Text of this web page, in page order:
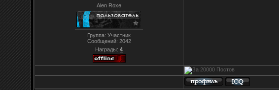
Alen Roxe
Группа: Участник
Сообщений: 2042
Награды: 4